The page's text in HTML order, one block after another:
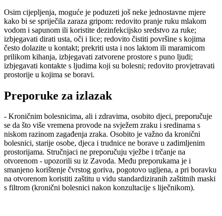
Osim cijepljenja, moguće je poduzeti još neke jednostavne mjere
kako bi se spriječila zaraza gripom: redovito pranje ruku mlakom
vodom i sapunom ili koristite dezinfekcijsko sredstvo za ruke;
izbjegavati dirati usta, oči i lice; redovito čistiti površine s kojima
često dolazite u kontakt; prekriti usta i nos laktom ili maramicom
prilikom kihanja, izbjegavati zatvorene prostore s puno ljudi;
izbjegavati kontakte s ljudima koji su bolesni; redovito provjetravati
prostorije u kojima se boravi.
Preporuke za izlazak
- Kroničnim bolesnicima, ali i zdravima, osobito djeci, preporučuje
se da što više vremena provode na svježem zraku i sredinama s
niskom razinom zagađenja zraka. Osobito je važno da kronični
bolesnici, starije osobe, djeca i trudnice ne borave u zadimljenim
prostorijama. Stručnjaci ne preporučuju vježbe i trčanje na
otvorenom - upozorili su iz Zavoda. Među preporukama je i
smanjeno korištenje čvrstog goriva, pogotovo ugljena, a pri boravku
na otvorenom koristiti zaštitu u vidu standardiziranih zaštitnih maski
s filtrom (kronični bolesnici nakon konzultacije s liječnikom).